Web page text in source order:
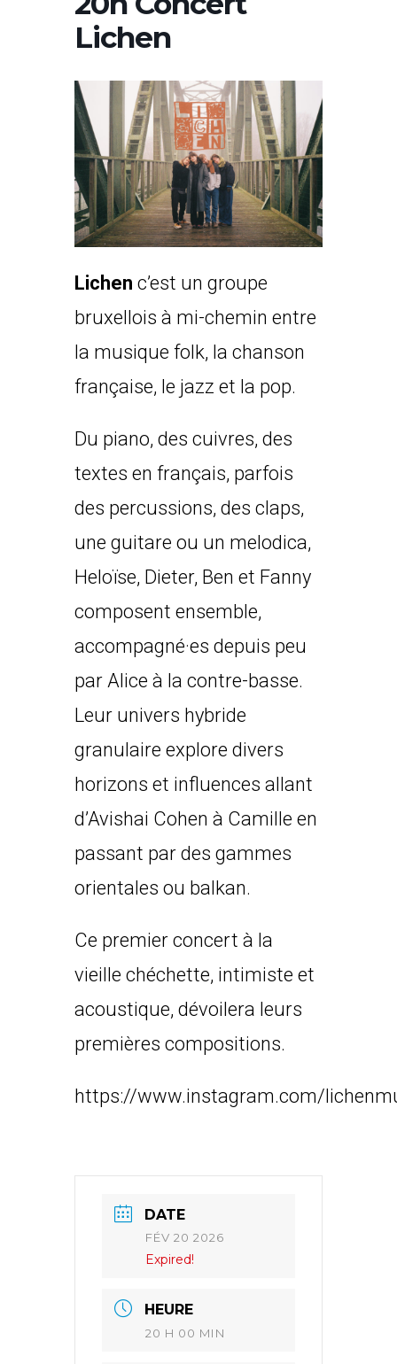
Lichen
Lichen c’est un groupe
bruxellois à mi-chemin entre
la musique folk, la chanson
française, le jazz et la pop.
Du piano, des cuivres, des
textes en français, parfois
des percussions, des claps,
une guitare ou un melodica,
Heloïse, Dieter, Ben et Fanny
composent ensemble,
accompagné·es depuis peu
par Alice à la contre-basse.
Leur univers hybride
granulaire explore divers
horizons et influences allant
d’Avishai Cohen à Camille en
passant par des gammes
orientales ou balkan.
Ce premier concert à la
vieille chéchette, intimiste et
acoustique, dévoilera leurs
premières compositions.
https://www.instagram.com/
DATE
FÉV 20 2026
Expired!
HEURE
20 H 00 MIN